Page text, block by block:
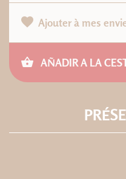
Ajouter à mes
AÑADIR A LA